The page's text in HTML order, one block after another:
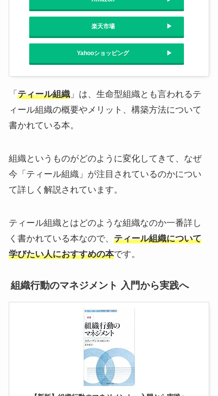
楽天市場
Yahooショッピング
「 ティール組織」は、生命型組織とも言われるテ
ィール組織の概要やメリット、構築方法について
書かれている本。
組織というものがどのように変化してきて、なぜ
今「ティール組織」が注目されているのかについ
て詳しく解説されています。
ティール組織とはどのような組織なのか一番詳し
く書かれている本なので、 ティール組織について
学びたい人におすすめの本です。
組織行動のマネジメント 入門から実践へ